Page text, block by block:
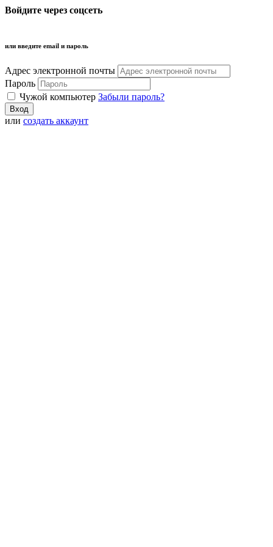
Войдите через соцсеть
или введите email и пароль
Адрес электронной почты
Пароль
Чужой компьютер Забыли пароль?
или создать аккаунт